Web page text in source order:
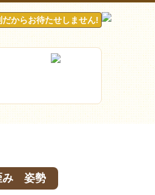
だからお待たせしません!
み 姿勢